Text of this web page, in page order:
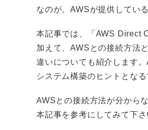
なのが、AWSが提供してい
本記事では、「AWS Direct
加えて、AWSとの接続方法
違いについても紹介します
システム構築のヒントとなる
AWSとの接続方法が分から
本記事を参考にしてみて下さ